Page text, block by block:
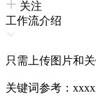
关注
工作流介绍
只需上传图片和
关键词参考：